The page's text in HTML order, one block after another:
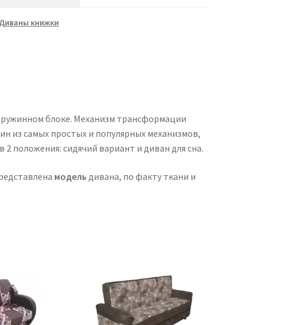
Диваны книжки
блоке. Механизм трансформации
из самых простых и популярных механизмов,
2 положения: сидячий вариант и диван для сна.
модель дивана, по факту ткани и